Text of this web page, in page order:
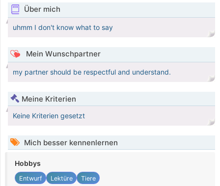
Über mich
uhmm I don't know what to say
Mein Wunschpartner
my partner should be respectful and understand.
Meine Kriterien
Keine Kriterien gesetzt
Mich besser kennenlernen
Hobbys
Entwurf Lektüre Tiere